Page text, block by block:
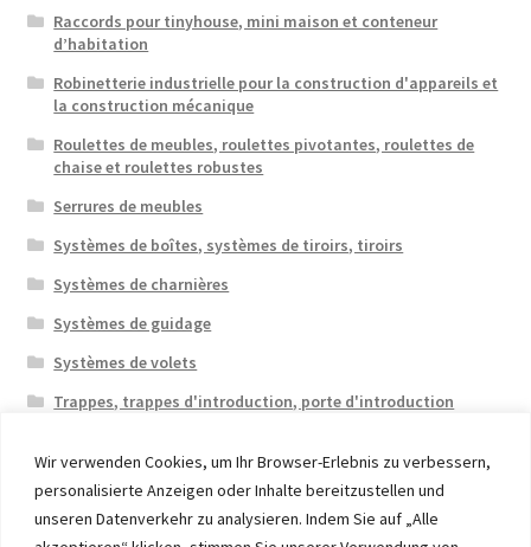
Wir verwenden Cookies, um Ihr Browser-Erlebnis zu verbessern,
personalisierte Anzeigen oder Inhalte bereitzustellen und
unseren Datenverkehr zu analysieren. Indem Sie auf „Alle
Raccords pour tinyhouse, mini maison et conteneur
d’habitation
Robinetterie industrielle pour la construction d'appareils et
la construction mécanique
Roulettes de meubles, roulettes pivotantes, roulettes de
chaise et roulettes robustes
Serrures de meubles
Systèmes de boîtes, systèmes de tiroirs, tiroirs
Systèmes de charnières
Systèmes de guidage
Systèmes de volets
Trappes, trappes d'introduction, porte d'introduction